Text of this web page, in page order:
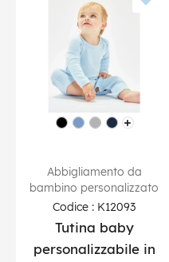
Abbigliamento da
bambino personalizzato
Codice : K12093
Tutina baby
personalizzabile in